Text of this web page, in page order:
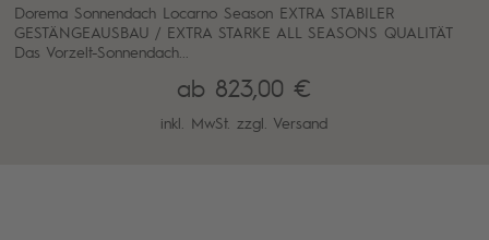
Dorema Sonnendach Locarno Season EXTRA STABILER
GESTÄNGEAUSBAU / EXTRA STARKE ALL SEASONS QUALITÄT
Das Vorzelt-Sonnendach...
ab 823,00 €
inkl. MwSt. zzgl. Versand